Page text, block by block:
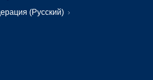
(Русский)